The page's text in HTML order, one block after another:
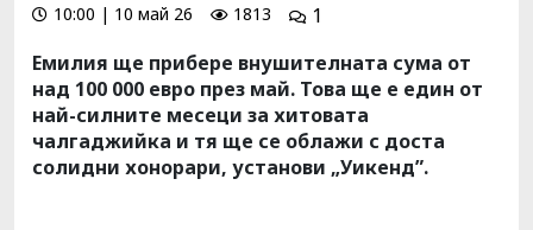
10:00 | 10 май 26 1813
1
Емилия ще прибере внушителната сума от
над 100 000 евро през май. Това ще е един от
най-силните месеци за хитовата
чалгаджийка и тя ще се облажи с доста
солидни хонорари, установи „Уикенд”.